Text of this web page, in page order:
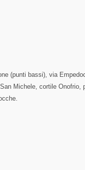
(punti bassi), via
Michele, cortile Onofrio,